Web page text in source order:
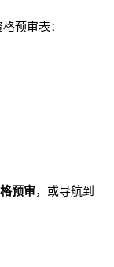
预审表：
预审，或导航到